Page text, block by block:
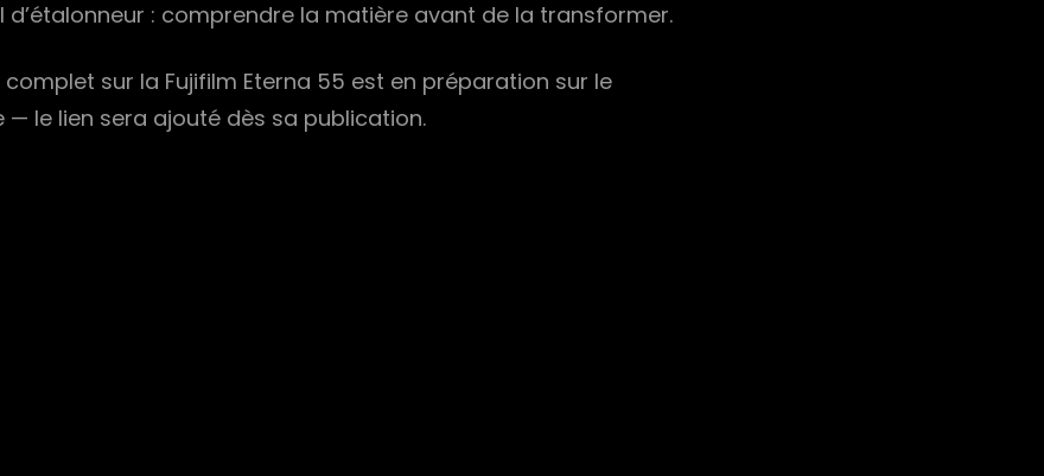
d’étalonneur : comprendre la matière avant de la transformer.
sur la Fujifilm Eterna 55 est en préparation sur le
— le lien sera ajouté dès sa publication.